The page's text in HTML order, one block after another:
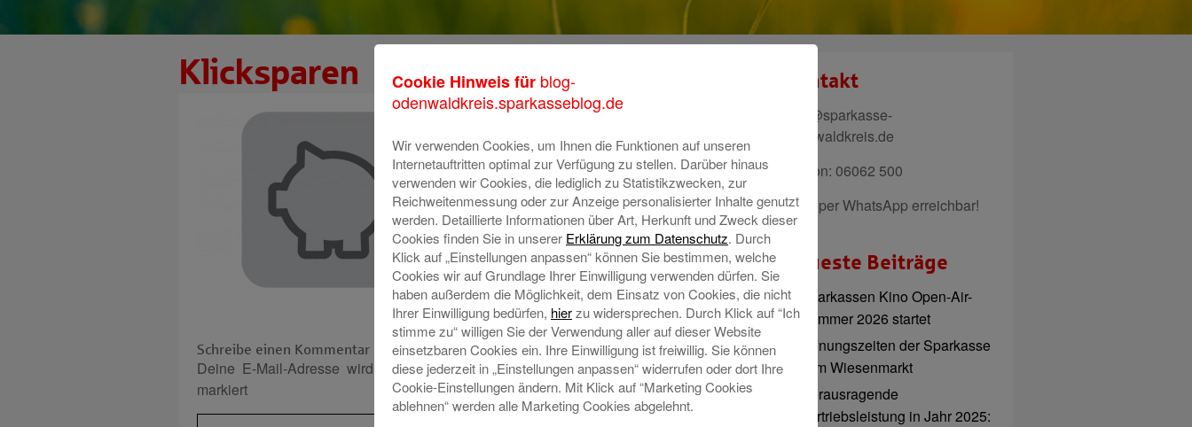
Klicksparen
Schreibe einen Kommentar
Deine E-Mail-Adresse wird nicht veröffentlicht. Erforderliche Felder sind mit*
markiert
Kontakt
mail@sparkasse-
odenwaldkreis.de
Telefon: 06062 500
Auch per WhatsApp erreichbar!
Neueste Beiträge
Sparkassen Kino Open-Air-
Sommer 2026 startet
Öffnungszeiten der Sparkasse
zum Wiesenmarkt
Herausragende
Vertriebsleistung in Jahr 2025:
Cookie Hinweis für blog-
odenwaldkreis.sparkasseblog.de
Wir verwenden Cookies, um Ihnen die Funktionen auf unseren
Internetauftritten optimal zur Verfügung zu stellen. Darüber hinaus
verwenden wir Cookies, die lediglich zu Statistikzwecken, zur
Reichweitenmessung oder zur Anzeige personalisierter Inhalte genutzt
werden. Detaillierte Informationen über Art, Herkunft und Zweck dieser
Cookies finden Sie in unserer Erklärung zum Datenschutz. Durch
Klick auf „Einstellungen anpassen“ können Sie bestimmen, welche
Cookies wir auf Grundlage Ihrer Einwilligung verwenden dürfen. Sie
haben außerdem die Möglichkeit, dem Einsatz von Cookies, die nicht
Ihrer Einwilligung bedürfen, hierzu widersprechen. Durch Klick auf “Ich
stimme zu“ willigen Sie der Verwendung aller auf dieser Website
einsetzbaren Cookies ein. Ihre Einwilligung ist freiwillig. Sie können
diese jederzeit in „Einstellungen anpassen“ widerrufen oder dort Ihre
Cookie-Einstellungen ändern. Mit Klick auf “Marketing Cookies
ablehnen“ werden alle Marketing Cookies abgelehnt.